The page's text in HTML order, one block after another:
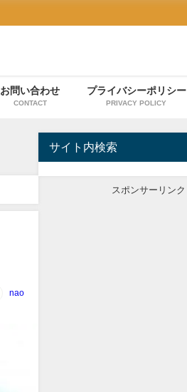
お問い合わせ
CONTACT
プライバシーポリシー
PRIVACY POLICY
nao
サイト内検索
スポンサーリンク